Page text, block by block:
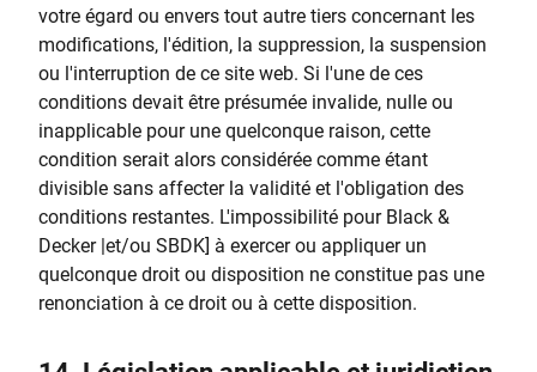
votre égard ou envers tout autre tiers concernant les
modifications, l'édition, la suppression, la suspension
ou l'interruption de ce site web. Si l'une de ces
conditions devait être présumée invalide, nulle ou
inapplicable pour une quelconque raison, cette
condition serait alors considérée comme étant
divisible sans affecter la validité et l'obligation des
conditions restantes. L'impossibilité pour Black &
Decker |et/ou SBDK] à exercer ou appliquer un
quelconque droit ou disposition ne constitue pas une
renonciation à ce droit ou à cette disposition.